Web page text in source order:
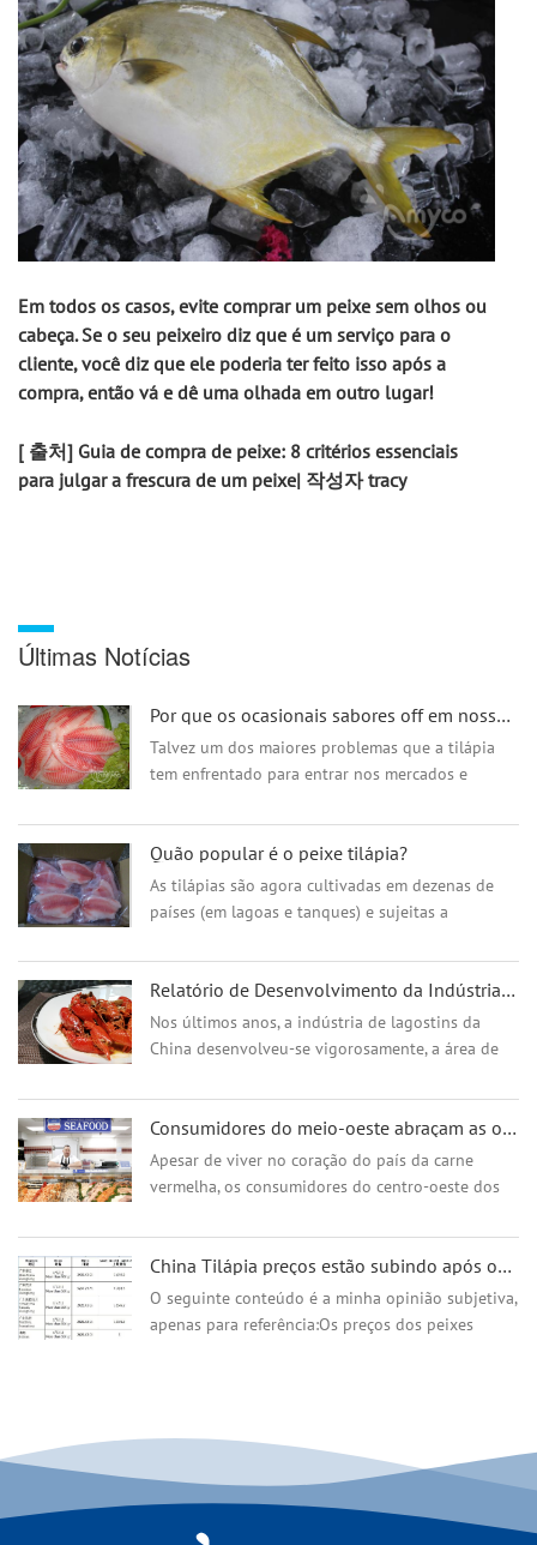
Em todos os casos, evite comprar um peixe sem olhos ou
cabeça. Se o seu peixeiro diz que é um serviço para o
cliente, você diz que ele poderia ter feito isso após a
compra, então vá e dê uma olhada em outro lugar!
[ 출처] Guia de compra de peixe: 8 critérios essenciais
para julgar a frescura de um peixe| 작성자 tracy
Últimas Notícias
Por que os ocasionais sabores off em nossa Tilapia, e como evitá-lo?
Talvez um dos maiores problemas que a tilápia
tem enfrentado para entrar nos mercados e
ocasional mau gosto que pode ter. Sabe-...
Quão popular é o peixe tilápia?
As tilápias são agora cultivadas em dezenas de
países (em lagoas e tanques) e sujeitas a
resultado é um peixe que combina um sabor
suave e amigável ao consumidor com uma pitada
de apelo exótico. Quão popular é a tilápia? O
consumo americano de tilápia é agora maior do
Relatório de Desenvolvimento da Indústria de Caranguejo da China (2022)
Nos últimos anos, a indústria de lagostins da
China desenvolveu-se vigorosamente, a área de
crescimento rá...
Consumidores do meio-oeste abraçam as ofertas sustentáveis ​​de frutos do mar da Hy-Vee
Apesar de viver no coração do país da carne
vermelha, os consumidores do centro-oeste dos
sustentável de frutos do mar nos supermercados
Hy-Vee, uma cadeia com mais de 240 funcionários
...
China Tilápia preços estão subindo após os feriados de Ano Novo Chinês
O seguinte conteúdo é a minha opinião subjetiva,
apenas para referência:Os preços dos peixes